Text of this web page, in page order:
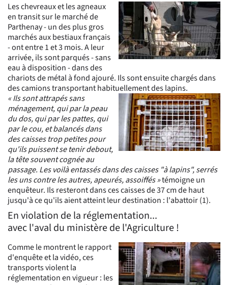
Les chevreaux et les agneaux
en transit sur le marché de
Parthenay - un des plus gros
marchés aux bestiaux français
- ont entre 1 et 3 mois. A leur
arrivée, ils sont parqués - sans
eau à disposition - dans des
chariots de métal à fond ajouré. Ils sont ensuite chargés dans
des camions transportant habituellement des lapins.
« Ils sont attrapés sans
ménagement, qui par la peau
du dos, qui par les pattes, qui
par le cou, et balancés dans
des caisses trop petites pour
qu'ils puissent se tenir debout,
la tête souvent cognée au
passage. Les voilà entassés dans des caisses "à lapins", serrés
les uns contre les autres, apeurés, assoiffés »témoigne un
enquêteur. Ils resteront dans ces caisses de 37 cm de haut
jusqu'à ce qu'ils aient atteint leur destination : l'abattoir (1).
En violation de la réglementation...
avec l'aval du ministère de l'Agriculture !
Comme le montrent le rapport
d'enquête et la vidéo, ces
transports violent la
réglementation en vigueur : les